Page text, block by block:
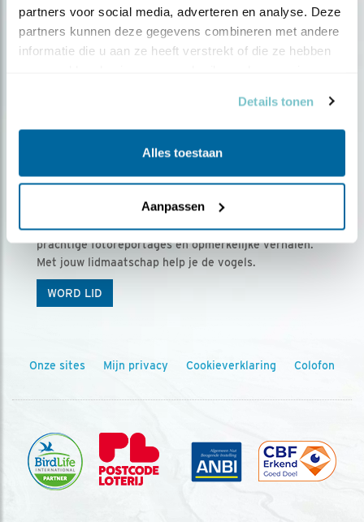
partners voor social media, adverteren en analyse. Deze
partners kunnen deze gegevens combineren met andere
informatie die u aan ze heeft verstrekt of die ze hebben
Details tonen
Alles toestaan
Aanpassen
Ontvang 5 x Vogels voor € 36,00 per jaar
Vogels is het tijdschrift voor onze leden, met
prachtige fotoreportages en opmerkelijke verhalen.
Met jouw lidmaatschap help je de vogels.
WORD LID
Onze sites Mijn privacy Cookieverklaring Colofon